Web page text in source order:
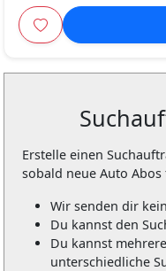
Erstelle einen
sobald neue Auto
Wir senden dir
Du kannst den
Du kannst
unterschiedliche